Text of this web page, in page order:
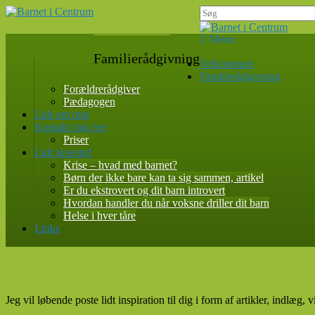
Skip
content
Familierådgivning
Search
for:
Menu
Velkommen
Familierådgivning
Forældrerådgiver
Pædagogen
Lidt om mig
Kontakt mig her
Priser
Lidt læsestof
Krise – hvad med barnet?
Børn der ikke bare kan ta sig sammen, artikel
Er du ekstrovert og dit barn introvert
Hvordan handler du når voksne driller dit barn
Helse i hver tåre
Links
Jeg vil løbende poste lidt inspiration til dig i form af artikler, indlæg,